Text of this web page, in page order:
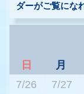
ダーがご覧にな
日 月
7/26
7/27